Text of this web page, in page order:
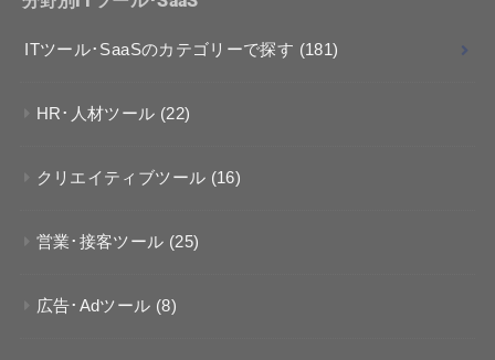
ITツール･SaaSのカテゴリーで探す (181)
HR･人材ツール (22)
クリエイティブツール (16)
営業･接客ツール (25)
広告･Adツール (8)